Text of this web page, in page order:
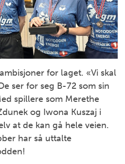
for laget. «Vi skal
ser for seg B-72 som sin
spillere som Merethe
og Iwona Kuszaj i
at de kan gå hele veien.
har så uttalte